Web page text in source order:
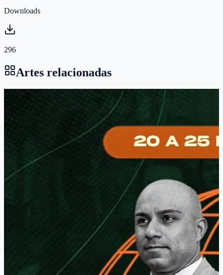
Downloads
296
Artes relacionadas